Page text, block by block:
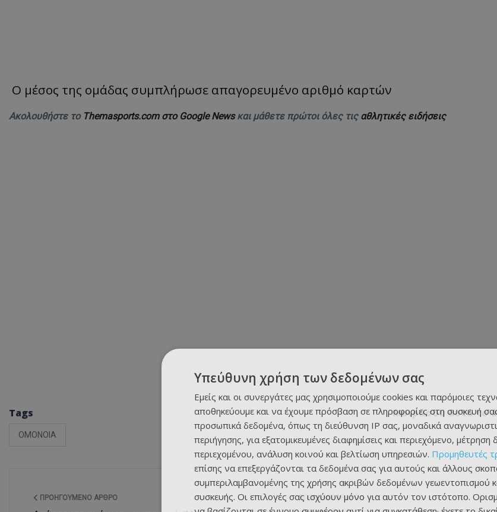
Ο μέσος της ομάδας συμπλήρωσε απαγορευμένο αριθμό καρτών
Ακολουθήστε το Themasports.com στο Google Newsκαι μάθετε πρώτοι όλες τις αθλητικές ειδήσεις
Tags
ΟΜΟΝΟΙΑ
Μοιράσου αυτό το
ΠΡΟΗΓΟΎΜΕΝΟ ΆΡΘΡΟ ΕΠΌΜΕΝΟ ΆΡΘΡΟ
Υπεύθυνη χρήση των δεδομένων σας
Εμείς και οι συνεργάτες μας χρησιμοποιούμε cookies και παρόμοιες
αποθηκεύουμε και να έχουμε πρόσβαση σε πληροφορίες στη συσκευή
προσωπικά δεδομένα, όπως τη διεύθυνση IP σας, μοναδικά
περιήγησης, για εξατομικευμένες διαφημίσεις και περιεχόμενο, μέτρηση
περιεχομένου, ανάλυση κοινού και βελτίωση υπηρεσιών. Προμηθευτές
επίσης να επεξεργάζονται τα δεδομένα σας για αυτούς και άλλους
συμπεριλαμβανομένης της χρήσης ακριβών δεδομένων γεωεντοπισμού
συσκευής. Οι επιλογές σας ισχύουν μόνο για αυτόν τον ιστότοπο.